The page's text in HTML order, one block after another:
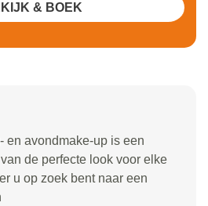
en avondmake-up is een
de perfecte look voor elke
u op zoek bent naar een
& BOEK